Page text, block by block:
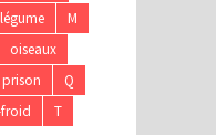
légume
M
oiseaux
prison
Q
T